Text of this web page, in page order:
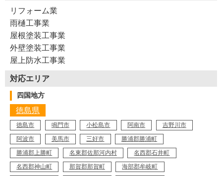
リフォーム業
雨樋工事業
屋根塗装工事業
外壁塗装工事業
屋上防水工事業
対応エリア
四国地方
徳島県
徳島市 鳴門市 小松島市 阿南市
吉野川市
阿波市
美馬市 三好市
勝浦郡勝浦町
勝浦郡上勝町
名東郡佐那河内村
名西郡石井町
名西郡神山町
那賀郡那賀町 海部郡牟岐町